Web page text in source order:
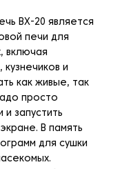
BX-20 является
печи для
включая
и
как живые, так
просто
запустить
В память
для сушки